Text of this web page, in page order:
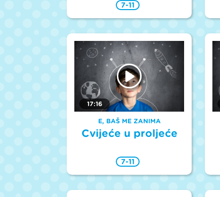
7-11
17:16
E, BAŠ ME ZANIMA
Cvijeće u proljeće
7-11